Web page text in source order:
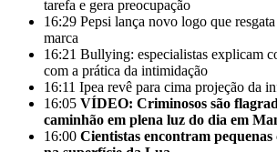
tarefa e gera preocupação
16:29 Pepsi lança novo logo que
marca
16:21 Bullying: especialistas explicam
com a prática da intimidação
16:11 Ipea revê para cima projeção da
16:05 VÍDEO: Criminosos são
caminhão em plena luz do dia em
16:00 Cientistas encontram pequenas